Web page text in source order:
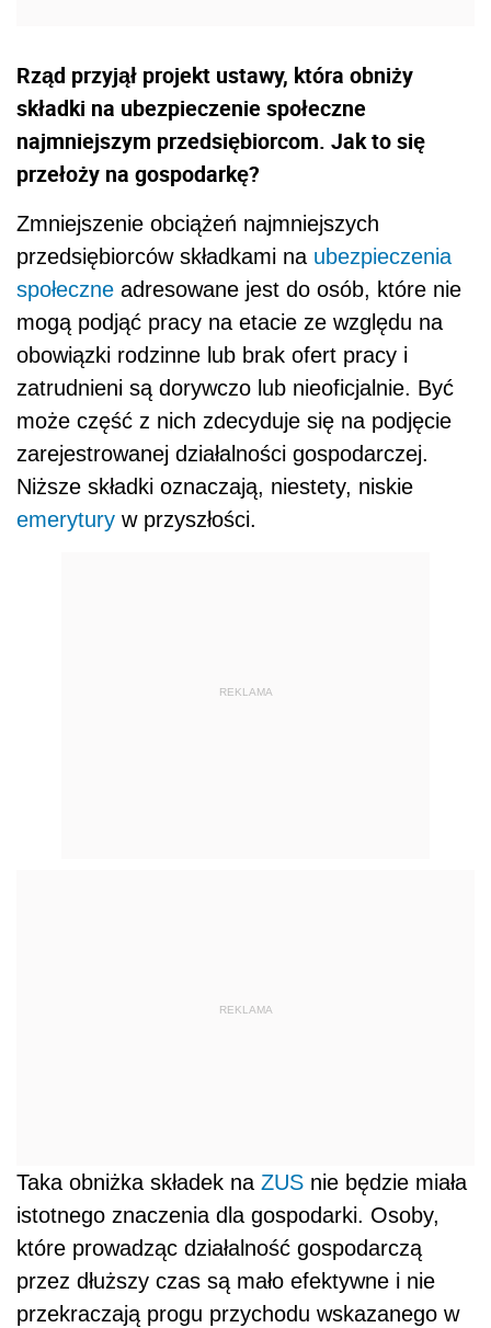
Rząd przyjął projekt ustawy, która obniży
składki na ubezpieczenie społeczne
najmniejszym przedsiębiorcom. Jak to się
przełoży na gospodarkę?
Zmniejszenie obciążeń najmniejszych
przedsiębiorców składkami na ubezpieczenia
społeczne adresowane jest do osób, które nie
mogą podjąć pracy na etacie ze względu na
obowiązki rodzinne lub brak ofert pracy i
zatrudnieni są dorywczo lub nieoficjalnie. Być
może część z nich zdecyduje się na podjęcie
zarejestrowanej działalności gospodarczej.
Niższe składki oznaczają, niestety, niskie
emerytury w przyszłości.
REKLAMA
REKLAMA
Taka obniżka składek na ZUS nie będzie miała
istotnego znaczenia dla gospodarki. Osoby,
które prowadząc działalność gospodarczą
przez dłuższy czas są mało efektywne i nie
przekraczają progu przychodu wskazanego w